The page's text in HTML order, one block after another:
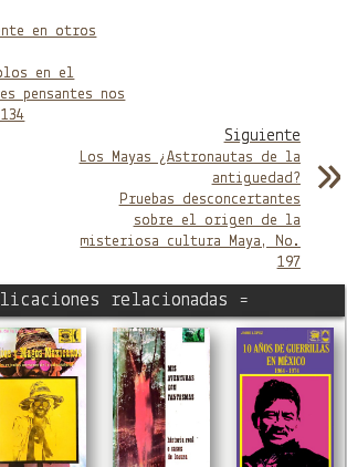
en otros
en el
pensantes nos
Siguiente
Los Mayas ¿Astronautas de la
antiguedad?
Pruebas desconcertantes
sobre el origen de la
misteriosa cultura Maya, No.
197
relacionadas =